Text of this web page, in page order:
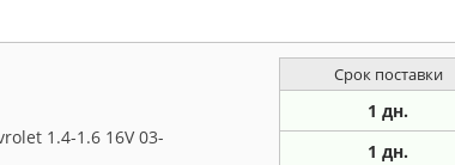
1.4-1.6 16V 03-
Срок поставки
1 дн.
1 дн.